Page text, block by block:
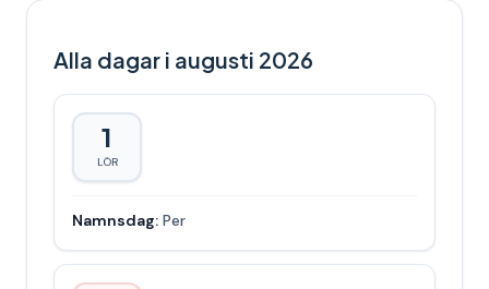
Alla dagar i augusti 2026
1
LÖR
Namnsdag: Per